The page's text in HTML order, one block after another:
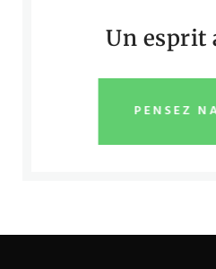
Un esprit
PENSEZ